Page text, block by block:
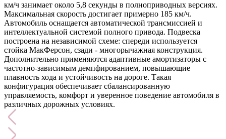
км/ч занимает около 5,8 секунды в полноприводных версиях.
Максимальная скорость достигает примерно 185 км/ч.
Автомобиль оснащается автоматической трансмиссией и
интеллектуальной системой полного привода. Подвеска
построена на независимой схеме: спереди используется
стойка МакФерсон, сзади - многорычажная конструкция.
Дополнительно применяются адаптивные амортизаторы с
частотно-зависимым демпфированием, повышающие
плавность хода и устойчивость на дороге. Такая
конфигурация обеспечивает сбалансированную
управляемость, комфорт и уверенное поведение автомобиля в
различных дорожных условиях.